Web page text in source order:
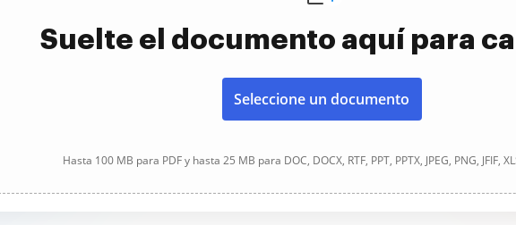
Suelte el documento aquí para
Seleccione un documento
Hasta 100 MB para PDF y hasta 25 MB para DOC, DOCX, RTF, PPT, PPTX, JPEG, PNG, JFIF,